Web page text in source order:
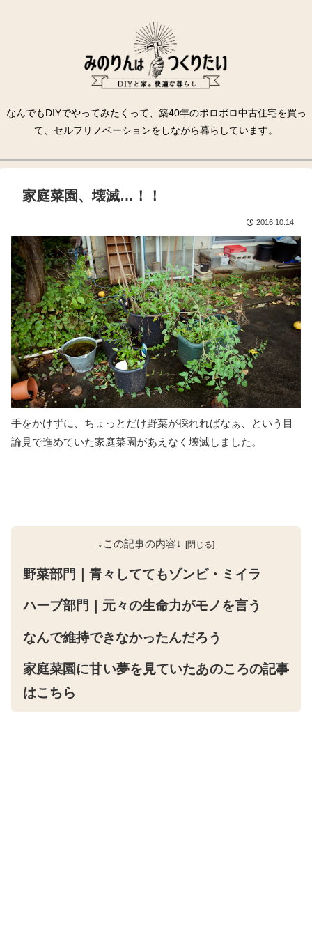
なんでもDIYでやってみたくって、築40年のボロボロ中古住宅を買っ
て、セルフリノベーションをしながら暮らしています。
家庭菜園、壊滅…！！
2016.10.14
手をかけずに、ちょっとだけ野菜が採れればなぁ、という目
論見で進めていた家庭菜園があえなく壊滅しました。
↓この記事の内容↓
野菜部門｜青々しててもゾンビ・ミイラ
ハーブ部門｜元々の生命力がモノを言う
なんで維持できなかったんだろう
家庭菜園に甘い夢を見ていたあのころの記事
はこちら